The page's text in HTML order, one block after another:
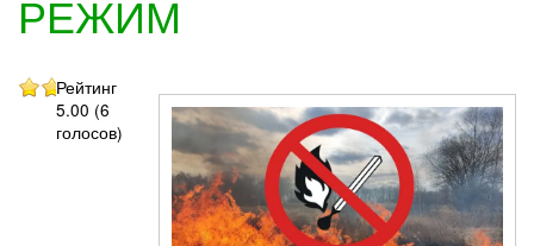
РЕЖИМ
Рейтинг
5.00 (6
голосов)